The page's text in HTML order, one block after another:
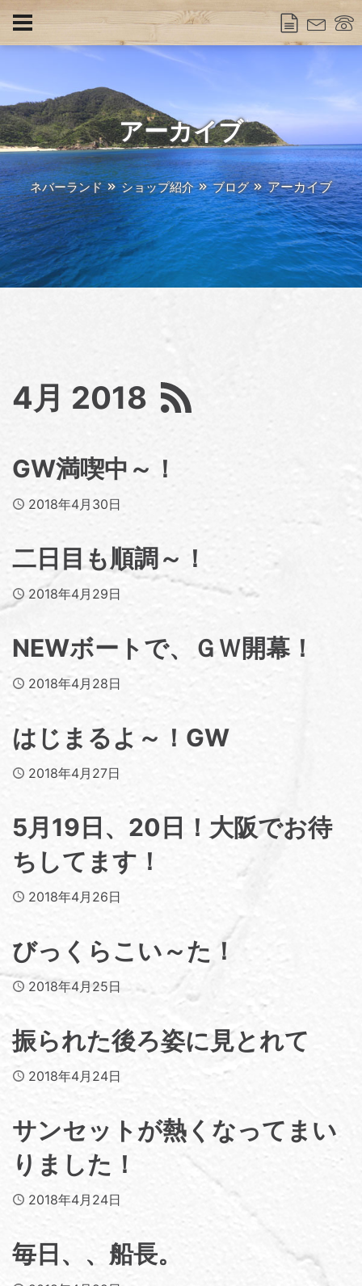
アーカイブ
ネバーランド ショップ紹介 ブログ アーカイブ
4月 2018
GW満喫中～！
Published
2018年4月30日
二日目も順調～！
Published
2018年4月29日
NEWボートで、ＧＷ開幕！
Published
2018年4月28日
はじまるよ～！GW
Published
2018年4月27日
5月19日、20日！大阪でお待
ちしてます！
Published
2018年4月26日
びっくらこい～た！
Published
2018年4月25日
振られた後ろ姿に見とれて
Published
2018年4月24日
サンセットが熱くなってまい
りました！
Published
2018年4月24日
毎日、、船長。